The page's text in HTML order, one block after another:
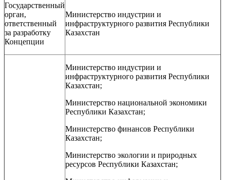
Государственный
орган,
ответственный
за разработку
Концепции
Министерство индустрии и
инфраструктурного развития Республики
Казахстан
Министерство индустрии и
инфраструктурного развития Республики
Казахстан;
Министерство национальной экономики
Республики Казахстан;
Министерство финансов Республики
Казахстан;
Министерство экологии и природных
ресурсов Республики Казахстан;